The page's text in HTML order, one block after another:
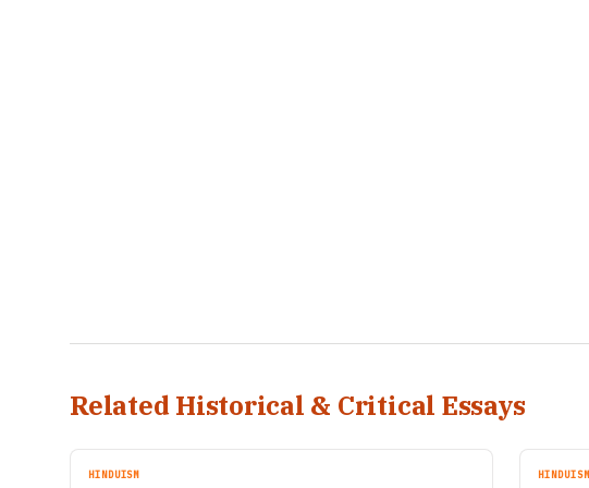
Related Historical & Critical Essays
HINDUISM HINDUISM